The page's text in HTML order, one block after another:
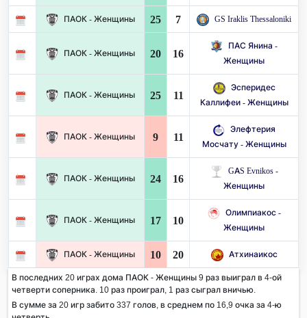
ПАОК - Женщины 25 7 GS Iraklis Thessaloniki
ПАОК - Женщины 20 16
ПАС Янина -
Женщины
ПАОК - Женщины 25 11
Эсперидес
Каллифеи - Женщины
ПАОК - Женщины 9 11
Элефтерия
Мосчату - Женщины
ПАОК - Женщины 24 16
GAS Evnikos -
Женщины
ПАОК - Женщины 17 10
Олимпиакос -
Женщины
ПАОК - Женщины 10 20 Атхинаикос
В последних 20 играх дома ПАОК - Женщины 9 раз выиграл в 4-ой
четверти соперника. 10 раз проиграл, 1 раз сыграл вничью.
В сумме за 20 игр забито 337 голов, в среднем по 16,9 очка за 4-ю